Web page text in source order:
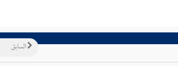
السابق